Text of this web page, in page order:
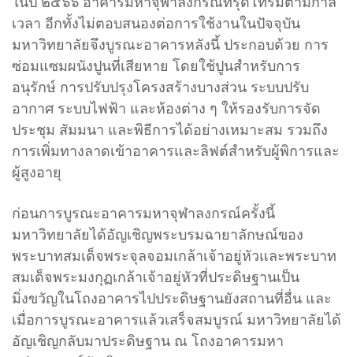
เวลา อีกทั้งไม่ตอบสนองต่อการใช้งานในปัจจุบัน
มหาวิทยาลัยจึงบูรณะอาคารหลังนี้ ประกอบด้วย การ
ซ่อมแซมผนังปูนที่เสียหาย โดยใช้ปูนสำหรับการ
อนุรักษ์ การปรับปรุงโครงสร้างบางส่วน ระบบปรับ
อากาศ ระบบไฟฟ้า และห้องต่าง ๆ ให้รองรับการจัด
ประชุม สัมมนา และพิธีการได้อย่างเหมาะสม รวมถึง
การเพิ่มทางลาดเข้าอาคารและลิฟต์สำหรับผู้พิการและ
ผู้สูงอายุ
ก่อนการบูรณะอาคารมหาจุฬาลงกรณ์ครั้งนี้
มหาวิทยาลัยได้อัญเชิญพระบรมฉายาลักษณ์ของ
พระบาทสมเด็จพระจุลจอมเกล้าเจ้าอยู่หัวและพระบาท
สมเด็จพระมงกุฏเกล้าเจ้าอยู่หัวที่ประดิษฐานเป็น
มิ่งขวัญในโถงอาคารไปประดิษฐานยังสถานที่อื่น และ
เมื่อการบูรณะอาคารแล้วเสร็จสมบูรณ์ มหาวิทยาลัยได้
อัญเชิญกลับมาประดิษฐาน ณ โถงอาคารมหา